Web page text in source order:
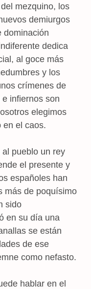
mezquino, los
demiurgos
dominación
dedica
al goce más
y los
crímenes de
infiernos son
elegimos
en el caos.
pueblo un rey
el presente y
españoles han
más de poquísimo
sido
en su día una
se están
de ese
como nefasto.
hablar en el